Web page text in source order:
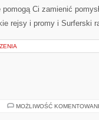
Ci zamienić
rejsy i promy i Surferski
MOŻLIWOŚĆ